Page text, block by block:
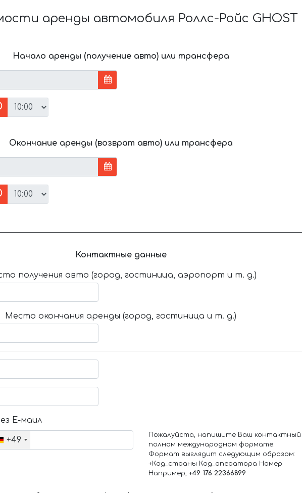
аренды автомобиля Роллс-Ройс GHOST
Начало аренды (получение авто) или трансфера
Окончание аренды (возврат авто) или трансфера
Контактные данные
получения авто (город, гостиница, аэропорт и т. д.)
Место окончания аренды (город, гостиница и т. д.)
Е-маил
+49
Пожалуйста, напишите Ваш
полном международном формате.
Формат выглядит следующим образом:
+Код_страны Код_оператора Номер
Например, +49 176 22366899